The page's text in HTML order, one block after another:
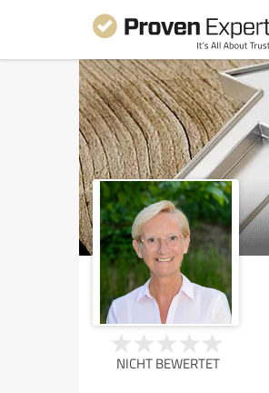
NICHT BEWERTET